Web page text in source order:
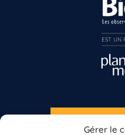
Gérer le
S'INSCRIRE